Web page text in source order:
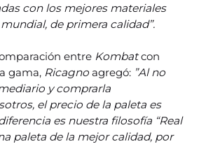
con los mejores materiales
de primera calidad”.
entre Kombatcon
gama, Ricagnoagregó: ”Al no
y comprarla
el precio de la paleta es
es nuestra filosofía “Real
paleta de la mejor calidad, por